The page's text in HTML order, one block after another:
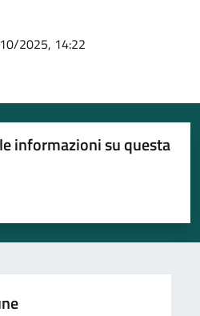
2025, 14:22
informazioni su questa
su 5
su 5